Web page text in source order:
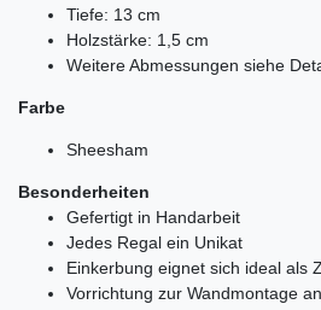
Tiefe: 13 cm
Holzstärke: 1,5 cm
Weitere Abmessungen siehe
Farbe
Sheesham
Besonderheiten
Gefertigt in Handarbeit
Jedes Regal ein Unikat
Einkerbung eignet sich ideal als
Vorrichtung zur Wandmontage